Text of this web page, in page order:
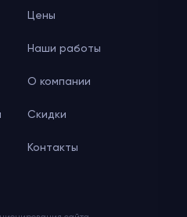
Цены
Наши работы
О компании
Скидки
Контакты